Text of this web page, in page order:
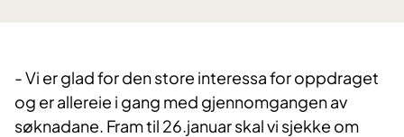
- Vi er glad for den store interessa for oppdraget
og er allereie i gang med gjennomgangen av
søknadane. Fram til 26.januar skal vi sjekke om